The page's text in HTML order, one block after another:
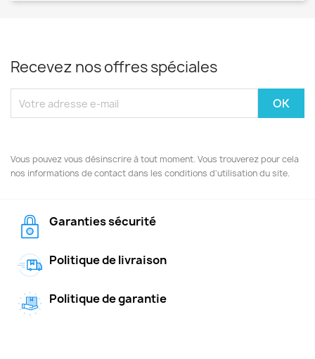
Recevez nos offres spéciales
Vous pouvez vous désinscrire à tout moment. Vous trouverez pour cela
nos informations de contact dans les conditions d'utilisation du site.
Garanties sécurité
Politique de livraison
Politique de garantie